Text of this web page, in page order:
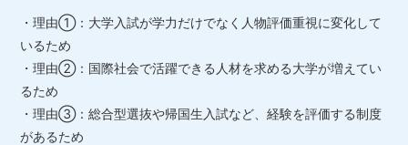
・理由①：大学入試が学力だけでなく人物評価重視に変化して
いるため
・理由②：国際社会で活躍できる人材を求める大学が増えてい
るため
・理由③：総合型選抜や帰国生入試など、経験を評価する制度
があるため